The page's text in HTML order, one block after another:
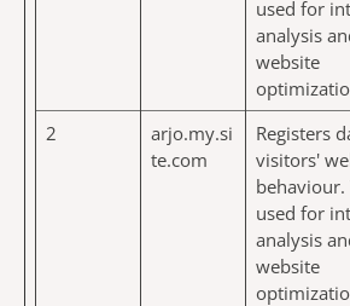
used for
analysis
website
2
arjo.my.si
te.com
Registers
visitors'
behaviour.
used for
analysis
website